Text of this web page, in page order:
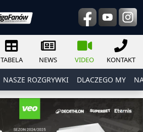
TABELA NEWS VIDEO KONTAKT
NASZE ROZGRYWKI DLACZEGO MY